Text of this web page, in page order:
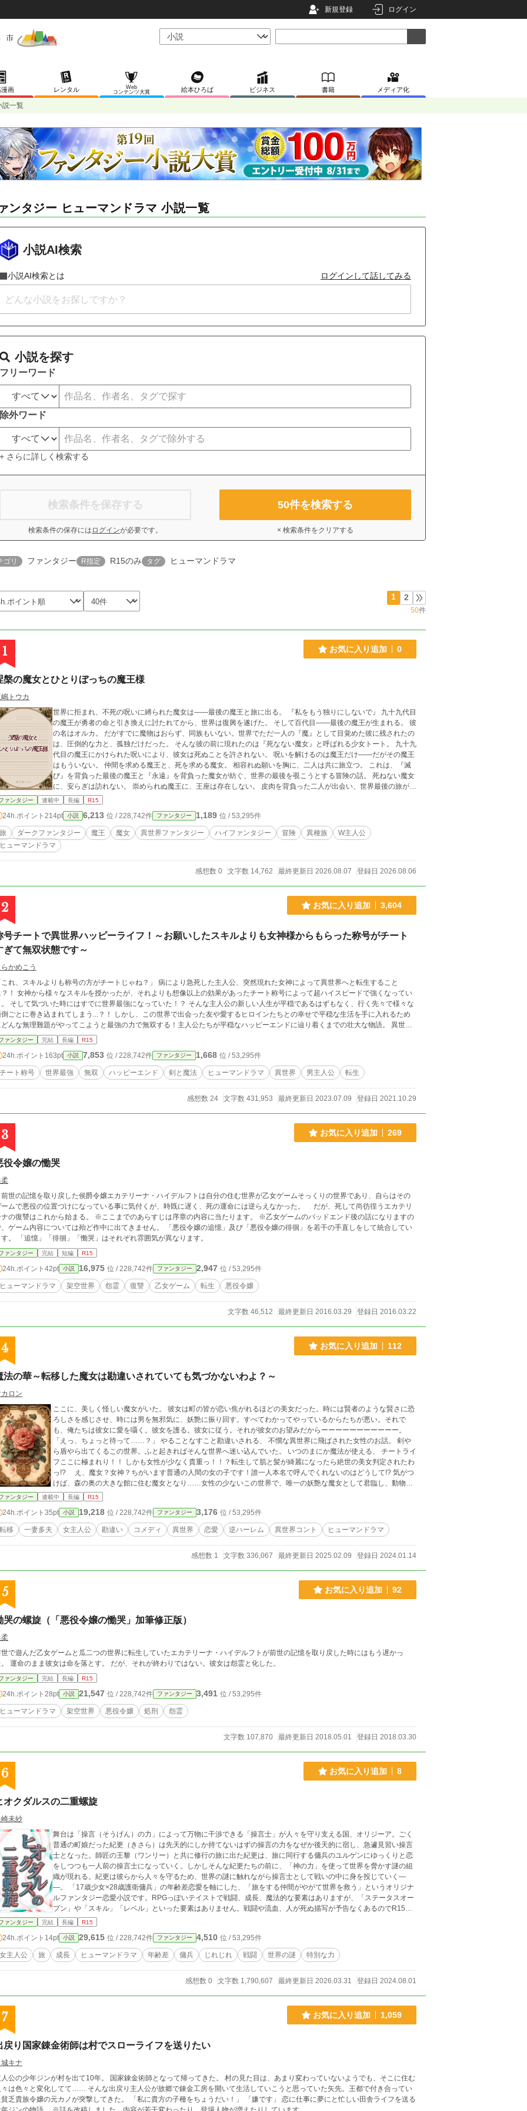
新規登録 ログイン
画 レンタル
Web
コンテンツ大賞
絵本ひろば ビジネス 書籍 メディア化
説一覧
ンタジー ヒューマンドラマ 小説一覧
小説AI検索
小説AI検索とは ログインして話してみる
小説を探す
フリーワード
除外ワード
+ さらに詳しく検索する
検索条件を保存する
検索条件の保存には ログインが必要です。
50件を検索する
× 検索条件をクリアする
ゴリ ファンタジー R指定 R15のみ タグ ヒューマンドラマ
1 2
50件
1 お気に入り追加 0
槃の魔女とひとりぼっちの魔王様
トウカ
世界に拒まれ、不死の呪いに縛られた魔女は――最後の魔王と旅に出る。 『私をもう独りにしないで』 九十九代目
の魔王が勇者の命と引き換えに討たれてから、世界は復興を遂げた。 そして百代目――最後の魔王が生まれる。 彼
の名はオルカ。 だがすでに魔物はおらず、同族もいない。世界でただ一人の『魔』として目覚めた彼に残されたの
は、圧倒的な力と、孤独だけだった。 そんな彼の前に現れたのは『死なない魔女』と呼ばれる少女トート。 九十九
代目の魔王にかけられた呪いにより、彼女は死ぬことを許されない。 呪いを解けるのは魔王だけ――だがその魔王
はもういない。 仲間を求める魔王と、死を求める魔女。 相容れぬ願いを胸に、二人は共に旅立つ。 これは、『滅
び』を背負った最後の魔王と『永遠』を背負った魔女が紡ぐ、世界の最後を覗こうとする冒険の話。 死ねない魔女
に、安らぎは訪れない。 崇められぬ魔王に、王座は存在しない。 皮肉を背負った二人が出会い、世界最後の旅が始
まる。 ※人の死や差別表現、残酷な表現が一部含まれます。 苦手な方はご注意ください。 ＊＊＊ ※他サイトで
部となります。
ァンタジー 連載中 長編 R15
24h.ポイント 214pt 小説 6,213 位 / 228,742件 ファンタジー 1,189 位 / 53,295件
旅 ダークファンタジー 魔王 魔女 異世界ファンタジー ハイファンタジー 冒険 異種族
W主人公
ヒューマンドラマ
感想数 0 文字数 14,762 最終更新日 2026.08.07 登録日 2026.08.06
2 お気に入り追加 3,604
号チートで異世界ハッピーライフ！～お願いしたスキルよりも女神様からもらった称号がチート
ぎて無双状態です～
かめこう
、スキルよりも称号の方がチートじゃね？」 病により急死した主人公、突然現れた女神によって異世界へと転生すること
りも想像以上の効果があったチート称号によって超ハイスピードで強くなってい
い人生が平穏であるはずもなく、行く先々で様々な
に巻き込まれてしまう...？！ しかし、この世界で出会った友や愛するヒロインたちとの幸せで平穏な生活を手に入れるため
んな無理難題がやってこようと最強の力で無双する！主人公たちが平穏なハッピーエンドに辿り着くまでの壮大な物語。 異世界
の王道を行く最強無双劇！！！ ときにのんびり！そしてシリアス。楽しい異世界ライフのスタートだ！！ 小説家になろう、カク
等、各種投稿サイトにて連載中。毎週金・土・日の18時ごろに最新話を投稿予定！！
ァンタジー 完結 長編 R15
24h.ポイント 163pt 小説 7,853 位 / 228,742件 ファンタジー 1,668 位 / 53,295件
チート称号 世界最強 無双 ハッピーエンド 剣と魔法 ヒューマンドラマ 異世界 男主人公 転生
感想数 24 文字数 431,953 最終更新日 2023.07.09 登録日 2021.10.29
3 お気に入り追加 269
役令嬢の慟哭
世の記憶を取り戻した侯爵令嬢エカテリーナ・ハイデルフトは自分の住む世界が乙女ゲームそっくりの世界であり、自らはその
ームで悪役の位置づけになっている事に気付くが、時既に遅く、死の運命には逆らえなかった。 だが、死して尚彷徨うエカテリ
はこれから始まる。 ※ここまでのあらすじは序章の内容に当たります。 ※乙女ゲームのバッドエンド後の話になりますの
ゲーム内容については殆ど作中に出てきません。 「悪役令嬢の追憶」及び「悪役令嬢の徘徊」を若干の手直しをして統合してい
。 「追憶」「徘徊」「慟哭」はそれぞれ雰囲気が異なります。
ァンタジー 完結 短編 R15
24h.ポイント 42pt 小説 16,975 位 / 228,742件 ファンタジー 2,947 位 / 53,295件
ヒューマンドラマ 架空世界 怨霊 復讐 乙女ゲーム 転生 悪役令嬢
文字数 46,512 最終更新日 2016.03.29 登録日 2016.03.22
4 お気に入り追加 112
法の華～転移した魔女は勘違いされていても気づかないわよ？～
ロン
ここに、美しく怪しい魔女がいた。 彼女は町の皆が恋い焦がれるほどの美女だった。時には賢者のような賢さに恐
ろしさを感じさせ、時には男を無邪気に、妖艶に振り回す。すべてわかってやっているからたちが悪い。それで
も、俺たちは彼女に愛を囁く。彼女を護る。彼女に従う。それが彼女のお望みだからーーーーーーーーーーー。
「えっ、ちょっと待って……？」 やることなすこと勘違いされる、 不憫な異世界に飛ばされた女性のお話。 剣や
ら盾やら出てくるこの世界。ふと起きればそんな世界へ迷い込んでいた。 いつのまにか魔法が使える、 チートライ
フここに極まれり！！ しかも女性が少なく貴重っ！！？転生して肌と髪が綺麗になったら絶世の美女判定されたわ
っ!? え、魔女？女神？ちがいます普通の人間の女の子です！誰一人本名で呼んでくれないのはどうして!? 気がつ
けば、森の奥の大きな館に住む魔女となり……女性の少ないこの世界で、唯一の妖艶な魔女として君臨し、動物も
人も踊り出す。 コミカル要素、ミュージカル要素満載！そんなラブコメ小説。 王族、貴族、精霊、魔神、弟子…な
ァンタジー 連載中 長編 R15
24h.ポイント 35pt 小説 19,218 位 / 228,742件 ファンタジー 3,176 位 / 53,295件
転移 一妻多夫 女主人公 勘違い コメディ 異世界 恋愛 逆ハーレム 異世界コント ヒューマンドラマ
感想数 1 文字数 336,067 最終更新日 2025.02.09 登録日 2024.01.14
5 お気に入り追加 92
哭の螺旋（「悪役令嬢の慟哭」加筆修正版）
で遊んだ乙女ゲームと瓜二つの世界に転生していたエカテリーナ・ハイデルフトが前世の記憶を取り戻した時にはもう遅かっ
運命のまま彼女は命を落とす。 だが、それが終わりではない。彼女は怨霊と化した。
ァンタジー 完結 長編 R15
24h.ポイント 28pt 小説 21,547 位 / 228,742件 ファンタジー 3,491 位 / 53,295件
ヒューマンドラマ 架空世界 悪役令嬢 処刑 怨霊
文字数 107,870 最終更新日 2018.05.01 登録日 2018.03.30
6 お気に入り追加 8
オクダルスの二重螺旋
未紗
舞台は「操言（そうげん）の力」によって万物に干渉できる「操言士」が人々を守り支える国、オリジーア。ごく
普通の町娘だった紀更（きさら）は先天的にしか持てないはずの操言の力をなぜか後天的に宿し、急遽見習い操言
士となった。師匠の王黎（ワンリー）と共に修行の旅に出た紀更は、旅に同行する傭兵のユルゲンにゆっくりと恋
をしつつも一人前の操言士になっていく。しかしそんな紀更たちの前に、「神の力」を使って世界を脅かす謎の組
織が現れる。紀更は彼らから人々を守るため、世界の謎に触れながら操言士として戦いの中に身を投じていく―
―。 「17歳少女×28歳護衛傭兵」の年齢差恋愛を軸にした、「旅をする仲間がやがて世界を救う」というオリジナ
ルファンタジー恋愛小説です。RPGっぽいテイストで戦闘、成長、魔法的な要素はありますが、「ステータスオー
プン」や「スキル」「レベル」といった要素はありません。戦闘や流血、人が死ぬ描写が予告なくあるのでR15指
定をしています。他サイトにも掲載あり。更新予定等の詳細は近況ボードにて。 「RPGっぽい世界観と展開で年の
後まで書き上げているので絶対にエタりません。どうぞ安心してお読みください。
ァンタジー 完結 長編 R15
24h.ポイント 14pt 小説 29,615 位 / 228,742件 ファンタジー 4,510 位 / 53,295件
女主人公 旅 成長 ヒューマンドラマ 年齢差 傭兵 じれじれ 戦闘 世界の謎 特別な力
感想数 0 文字数 1,790,607 最終更新日 2026.03.31 登録日 2024.08.01
7 お気に入り追加 1,059
戻り国家錬金術師は村でスローライフを送りたい
キナ
公の少年ジンが村を出て10年。 国家錬金術師となって帰ってきた。 村の見た目は、あまり変わっていないようでも、そこに住む
と変化してて…… そんな出戻り主人公が故郷で錬金工房を開いて生活していこうと思っていた矢先。王都で付き合ってい
族令嬢の元カノが突撃してきた。 「私に貴方の子種をちょうだい！」 「嫌です」 恋に仕事に夢にと忙しい田舎ライフを送る